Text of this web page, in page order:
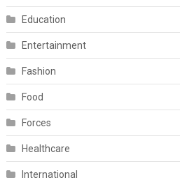
Education
Entertainment
Fashion
Food
Forces
Healthcare
International